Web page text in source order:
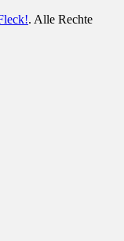
. Alle Rechte